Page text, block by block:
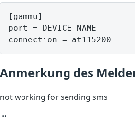
[gammu]
port = DEVICE NAME
Anmerkung des
not working for sending sms